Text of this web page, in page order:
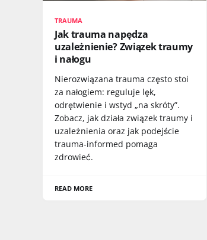
TRAUMA
Jak trauma napędza
uzależnienie? Związek traumy
i nałogu
Nierozwiązana trauma często stoi
za nałogiem: reguluje lęk,
odrętwienie i wstyd „na skróty”.
Zobacz, jak działa związek traumy i
uzależnienia oraz jak podejście
trauma-informed pomaga
zdrowieć.
READ MORE